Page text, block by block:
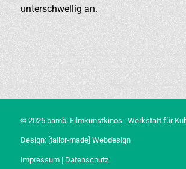
unterschwellig an.
© 2026 bambi Filmkunstkinos | Werkstatt für
Design: [tailor-made] Webdesign
Impressum| Datenschutz